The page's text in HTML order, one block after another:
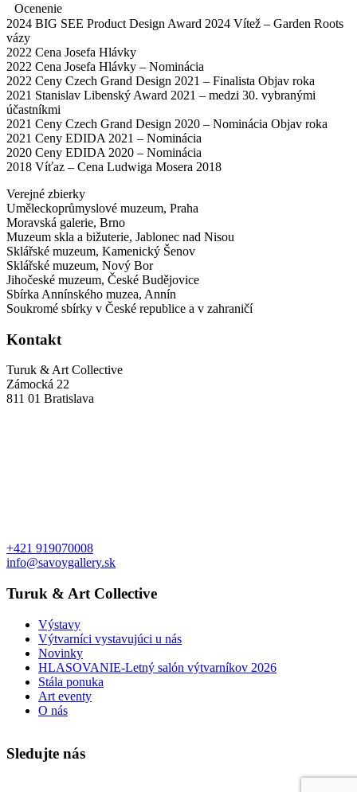
Ocenenie
2024 BIG SEE Product Design Award 2024 Vítež – Garden Roots
vázy
2022 Cena Josefa Hlávky
2022 Cena Josefa Hlávky – Nominácia
2022 Ceny Czech Grand Design 2021 – Finalista Objav roka
2021 Stanislav Libenský Award 2021 – medzi 30. vybranými
účastníkmi
2021 Ceny Czech Grand Design 2020 – Nominácia Objav roka
2021 Ceny EDIDA 2021 – Nominácia
2020 Ceny EDIDA 2020 – Nominácia
2018 Víťaz – Cena Ludwiga Mosera 2018
Verejné zbierky
Uměleckoprůmyslové muzeum, Praha
Moravská galerie, Brno
Muzeum skla a bižuterie, Jablonec nad Nisou
Sklářské muzeum, Kamenický Šenov
Sklářské muzeum, Nový Bor
Jihočeské muzeum, České Budějovice
Sbírka Annínského muzea, Annín
Soukromé sbírky v České republice a v zahraničí
Kontakt
Turuk & Art Collective
Zámocká 22
811 01 Bratislava
+421 919070008
info@savoygallery.sk
Turuk & Art Collective
Výstavy
Výtvarníci vystavujúci u nás
Novinky
HLASOVANIE-Letný salón výtvarníkov 2026
Stála ponuka
Art eventy
O nás
Sledujte nás